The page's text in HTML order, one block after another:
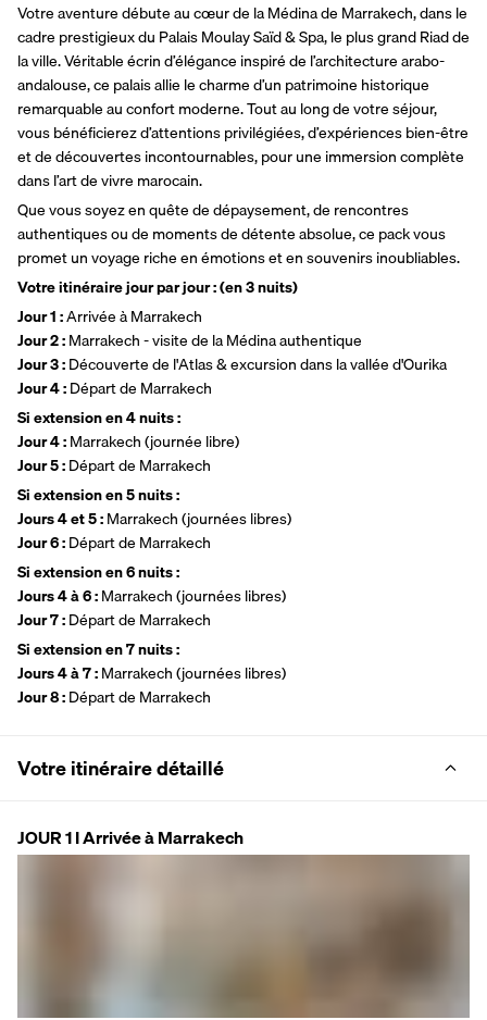
Votre aventure débute au cœur de la Médina de Marrakech, dans le
cadre prestigieux du Palais Moulay Saïd & Spa, le plus grand Riad de
la ville. Véritable écrin d’élégance inspiré de l’architecture arabo-
andalouse, ce palais allie le charme d’un patrimoine historique
remarquable au confort moderne. Tout au long de votre séjour,
vous bénéficierez d’attentions privilégiées, d’expériences bien-être
et de découvertes incontournables, pour une immersion complète
dans l’art de vivre marocain.
Que vous soyez en quête de dépaysement, de rencontres
authentiques ou de moments de détente absolue, ce pack vous
promet un voyage riche en émotions et en souvenirs inoubliables.
Votre itinéraire jour par jour : (en 3 nuits)
Jour 1 : Arrivée à Marrakech
Jour 2 : Marrakech - visite de la Médina authentique
Jour 3 : Découverte de l'Atlas & excursion dans la vallée d'Ourika
Jour 4 : Départ de Marrakech
Si extension en 4 nuits :
Jour 4 : Marrakech (journée libre)
Jour 5 : Départ de Marrakech
Si extension en 5 nuits :
Jours 4 et 5 : Marrakech (journées libres)
Jour 6 : Départ de Marrakech
Si extension en 6 nuits :
Jours 4 à 6 : Marrakech (journées libres)
Jour 7 : Départ de Marrakech
Si extension en 7 nuits :
Jours 4 à 7 : Marrakech (journées libres)
Jour 8 : Départ de Marrakech
Votre itinéraire détaillé
JOUR 1 I Arrivée à Marrakech